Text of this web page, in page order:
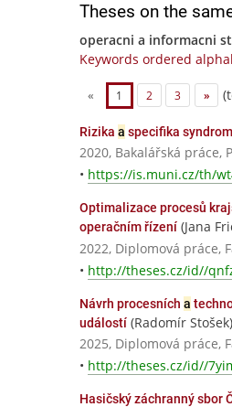
Theses on the
operacni a informacni
Keywords ordered
« 1 2 3 »
Rizika a specifika
2020, Bakalářská práce,
• https://is.muni.cz/th/
Optimalizace procesů
operačním řízení (Jana
2022, Diplomová práce,
• http://theses.cz/id//
Návrh procesních a
událostí (Radomír Stošek)
2025, Diplomová práce,
• http://theses.cz/id//
Hasičský záchranný sbor